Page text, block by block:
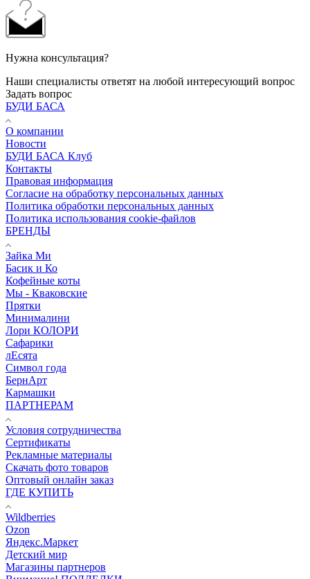
Нужна консультация?
Наши специалисты ответят на любой интересующий вопрос
Задать вопрос
БУДИ БАСА
О компании
Новости
БУДИ БАСА Клуб
Контакты
Правовая информация
Согласие на обработку персональных данных
Политика обработки персональных данных
Политика использования cookie-файлов
БРЕНДЫ
Зайка Ми
Басик и Ко
Кофейные коты
Мы - Кваковские
Прятки
Минималини
Лори КОЛОРИ
Сафарики
лЕсята
Символ года
БернАрт
Кармашки
ПАРТНЕРАМ
Условия сотрудничества
Сертификаты
Рекламные материалы
Скачать фото товаров
Оптовый онлайн заказ
ГДЕ КУПИТЬ
Wildberries
Ozon
Яндекс.Маркет
Детский мир
Магазины партнеров